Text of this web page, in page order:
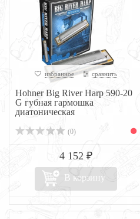
избранное сравнить
Hohner Big River Harp 590-20
G губная гармошка
диатоническая
(0)
4 152 ₽
В корзину